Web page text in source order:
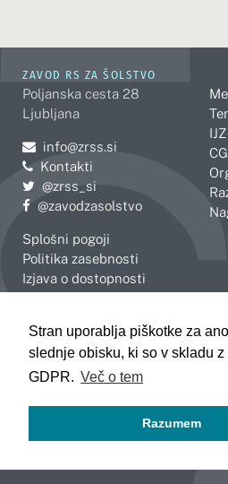
Stran uporablja piškotke za
slednje obisku, ki so v skladu
GDPR. Več o tem
Razumem
ZAVOD RS ZA ŠOLSTVO
Poljanska cesta 28
Ljubljana
Pošljite e-mail na
info@zrss.si
Kontakti
Pojdite na Twitter:
@zrss_si
Pojdite na Facebook:
@zavodzasolstvo
Splošni pogoji
Politika zasebnosti
Izjava o dostopnosti
IJZ
Celje
Koper
Kranj